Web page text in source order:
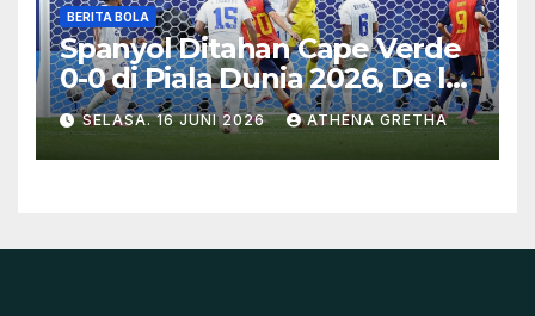
BERITA BOLA
Spanyol Ditahan Cape Verde
0-0 di Piala Dunia 2026, De la
Fuente Soroti Kurangnya
Ketajaman
SELASA. 16 JUNI 2026 ATHENA GRETHA